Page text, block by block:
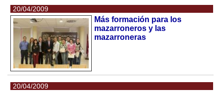
20/04/2009
Más formación para los
mazarroneros y las
mazarroneras
20/04/2009